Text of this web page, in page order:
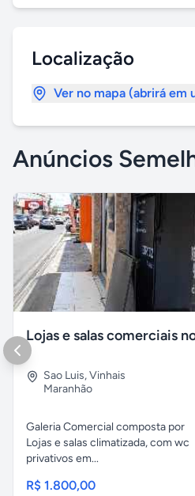
Localização
Ver no mapa (abrirá em
Anúncios
Sao Luis,Vinhais
Maranhão
Galeria Comercial composta por
Lojas e salas climatizada, com wc
privativos em...
R$ 1.800,00